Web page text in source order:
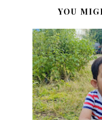
YOU